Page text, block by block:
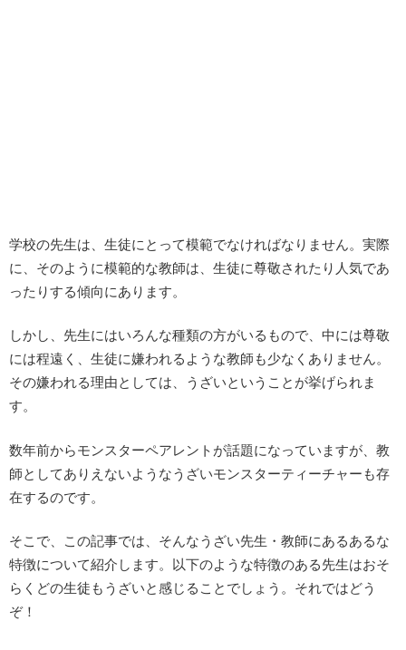
学校の先生は、生徒にとって模範でなければなりません。実際
に、そのように模範的な教師は、生徒に尊敬されたり人気であ
ったりする傾向にあります。
しかし、先生にはいろんな種類の方がいるもので、中には尊敬
には程遠く、生徒に嫌われるような教師も少なくありません。
その嫌われる理由としては、うざいということが挙げられま
す。
数年前からモンスターペアレントが話題になっていますが、教
師としてありえないようなうざいモンスターティーチャーも存
在するのです。
そこで、この記事では、そんなうざい先生・教師にあるあるな
特徴について紹介します。以下のような特徴のある先生はおそ
らくどの生徒もうざいと感じることでしょう。それではどう
ぞ！